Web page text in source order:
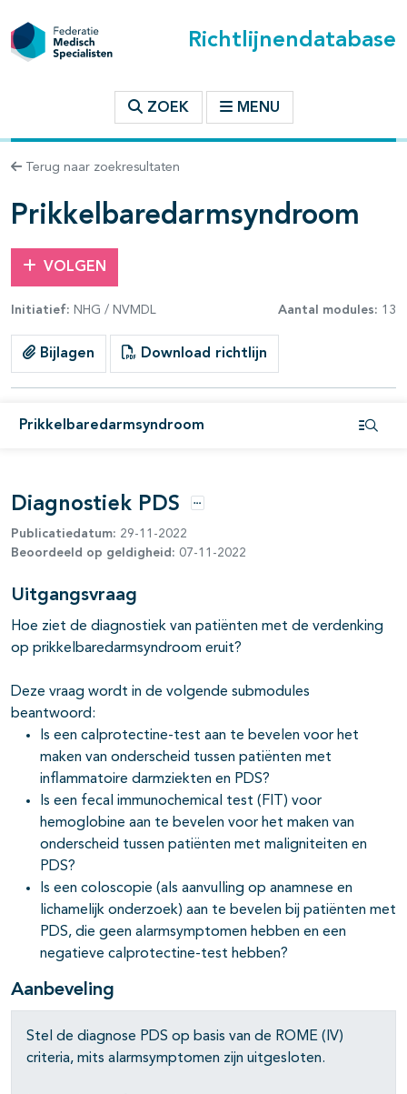
Richtlijnendatabase
ZOEK MENU
Terug naar zoekresultaten
Prikkelbaredarmsyndroom
VOLGEN
Initiatief: NHG / NVMDL Aantal modules: 13
Bijlagen Download richtlijn
Prikkelbaredarmsyndroom
binnen deze richtlijn
open- en dichtklappen
Diagnostiek PDS Opties
Publicatiedatum: 29-11-2022
Beoordeeld op geldigheid: 07-11-2022
Uitgangsvraag
Hoe ziet de diagnostiek van patiënten met de verdenking
op prikkelbaredarmsyndroom eruit?
Deze vraag wordt in de volgende submodules
beantwoord:
Is een calprotectine-test aan te bevelen voor het
maken van onderscheid tussen patiënten met
inflammatoire darmziekten en PDS?
Is een fecal immunochemical test (FIT) voor
hemoglobine aan te bevelen voor het maken van
onderscheid tussen patiënten met maligniteiten en
PDS?
Is een coloscopie (als aanvulling op anamnese en
lichamelijk onderzoek) aan te bevelen bij patiënten met
PDS, die geen alarmsymptomen hebben en een
negatieve calprotectine-test hebben?
Aanbeveling
Stel de diagnose PDS op basis van de ROME (IV)
criteria, mits alarmsymptomen zijn uitgesloten.